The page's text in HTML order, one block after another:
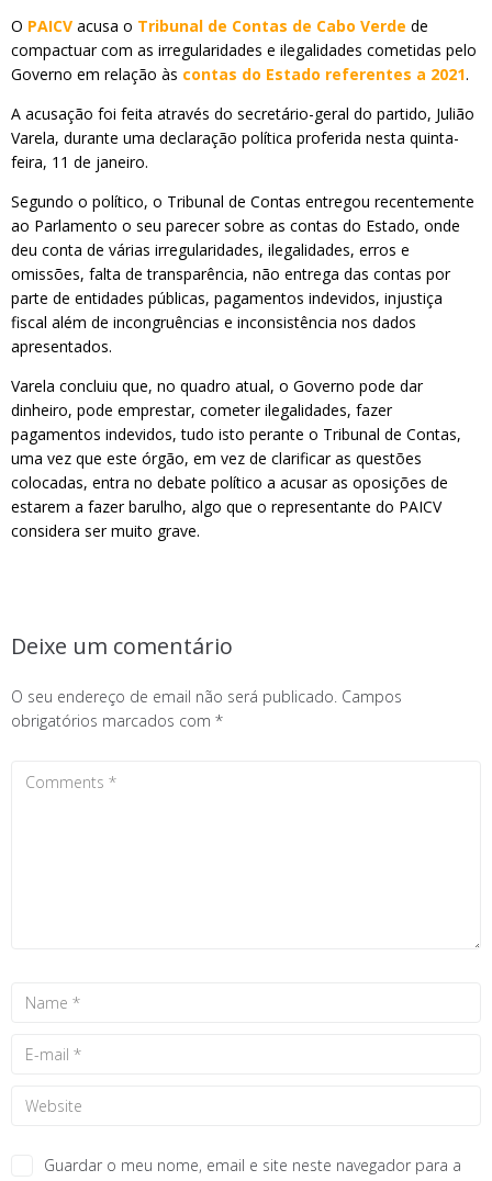
O PAICV acusa o Tribunal de Contas de Cabo Verde de
compactuar com as irregularidades e ilegalidades cometidas pelo
Governo em relação às contas do Estado referentes a 2021.
A acusação foi feita através do secretário-geral do partido, Julião
Varela, durante uma declaração política proferida nesta quinta-
feira, 11 de janeiro.
Segundo o político, o Tribunal de Contas entregou recentemente
ao Parlamento o seu parecer sobre as contas do Estado, onde
deu conta de várias irregularidades, ilegalidades, erros e
omissões, falta de transparência, não entrega das contas por
parte de entidades públicas, pagamentos indevidos, injustiça
fiscal além de incongruências e inconsistência nos dados
apresentados.
Varela concluiu que, no quadro atual, o Governo pode dar
dinheiro, pode emprestar, cometer ilegalidades, fazer
pagamentos indevidos, tudo isto perante o Tribunal de Contas,
uma vez que este órgão, em vez de clarificar as questões
colocadas, entra no debate político a acusar as oposições de
estarem a fazer barulho, algo que o representante do PAICV
considera ser muito grave.
Deixe um comentário
O seu endereço de email não será publicado. Campos
obrigatórios marcados com *
Guardar o meu nome, email e site neste navegador para a